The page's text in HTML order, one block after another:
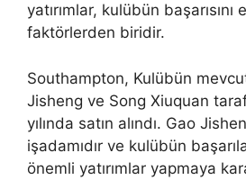
yatırımlar, kulübün
faktörlerden biridir.
Southampton, Kulübün
Jisheng ve Song Xiuquan
yılında satın alındı. Gao
işadamıdır ve kulübün
önemli yatırımlar yapmaya